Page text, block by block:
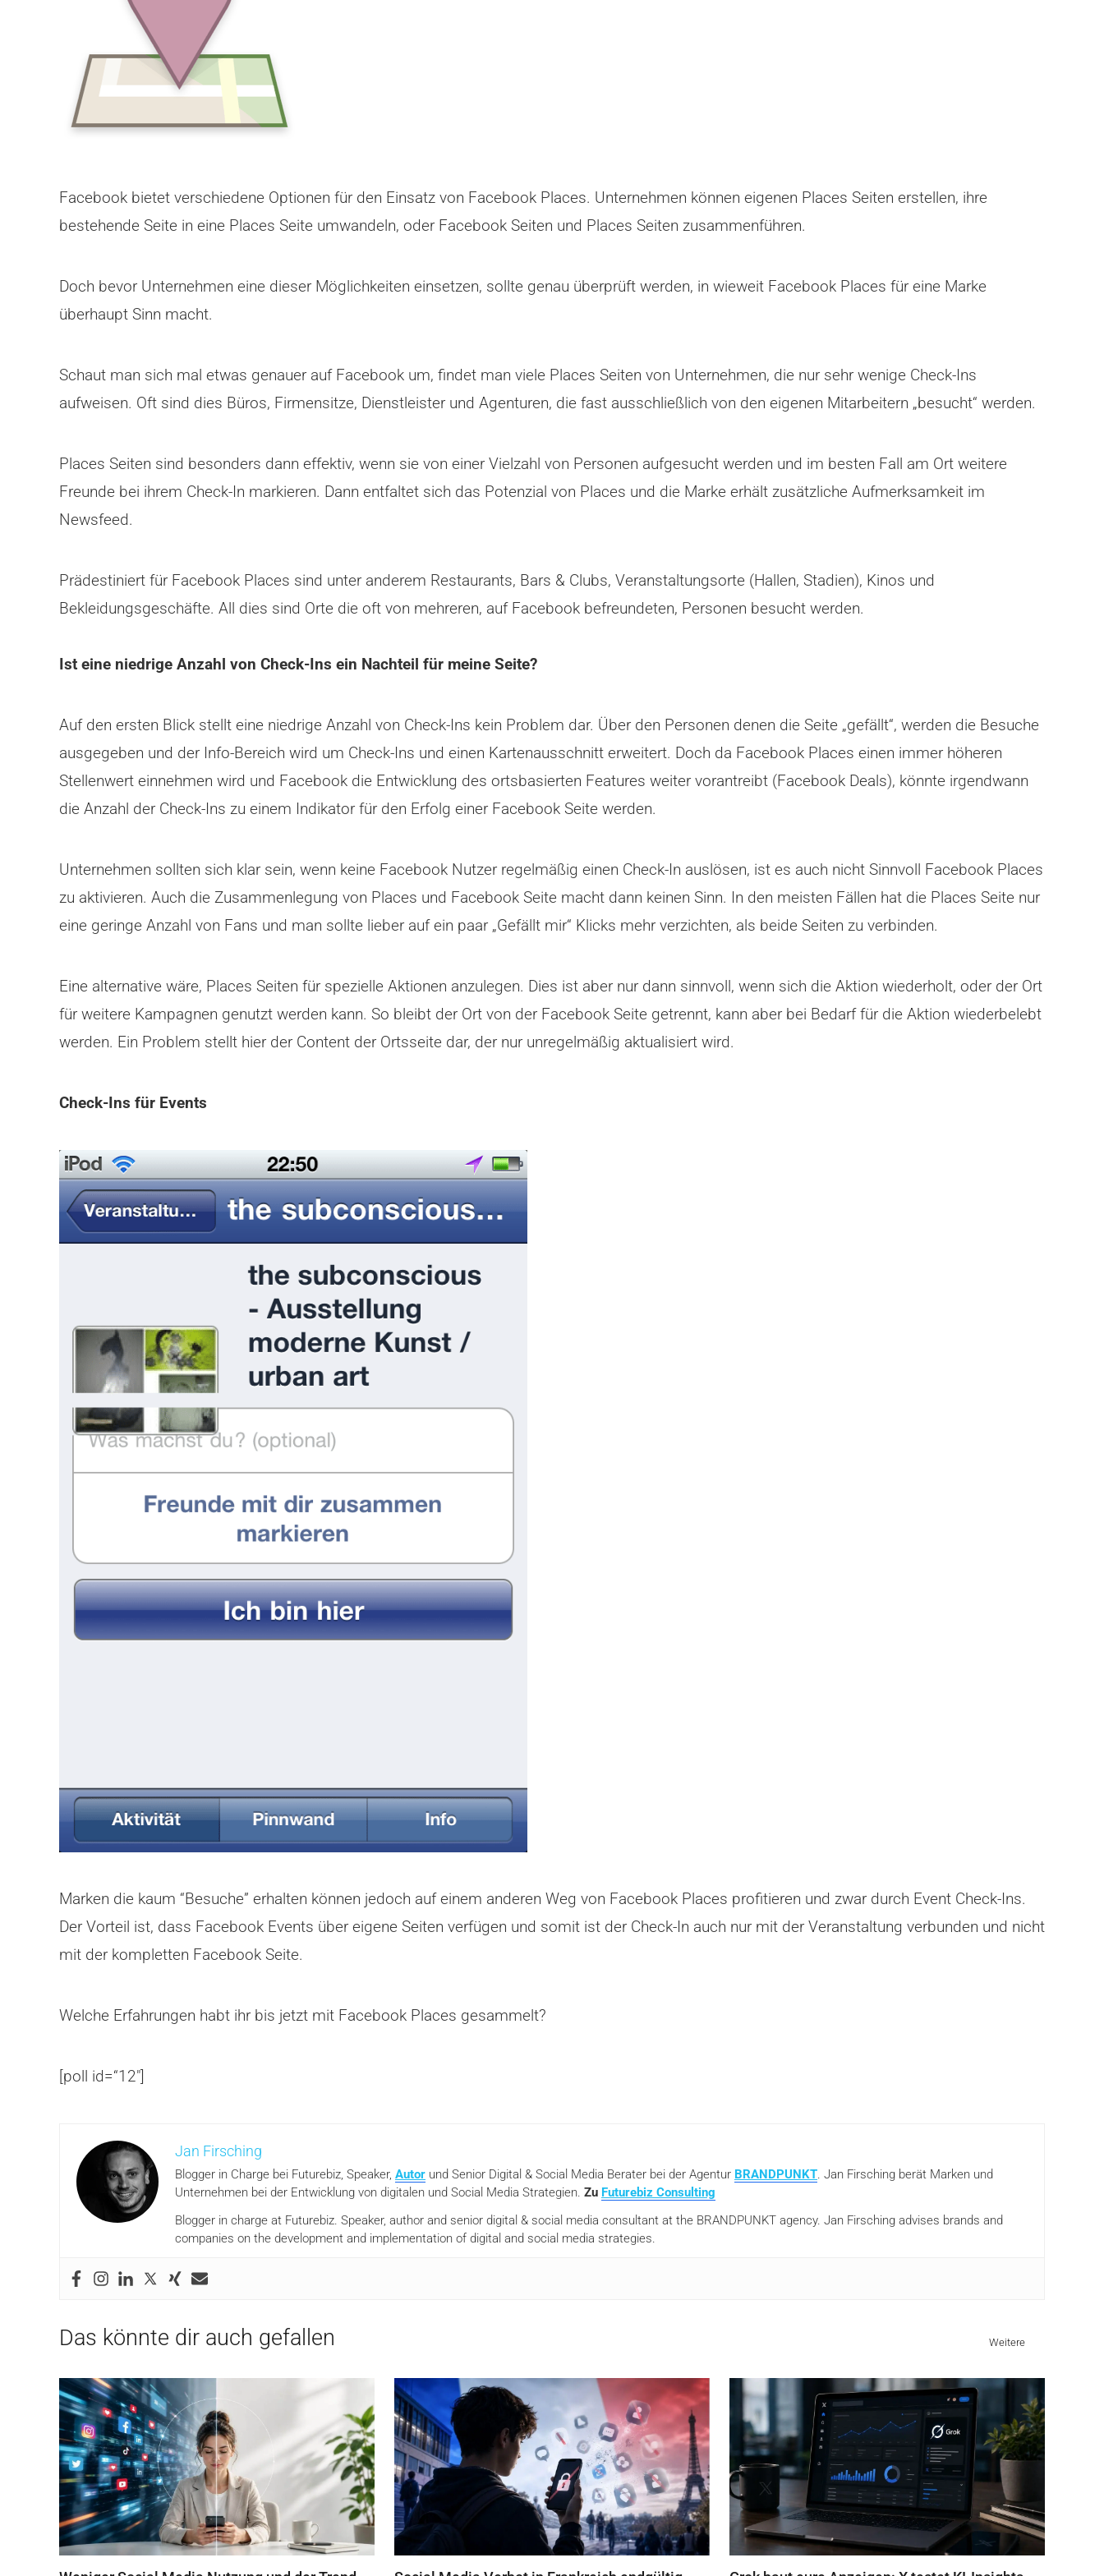
Facebook bietet verschiedene Optionen für den Einsatz von Facebook Places. Unternehmen können eigenen Places Seiten erstellen, ihre
bestehende Seite in eine Places Seite umwandeln, oder Facebook Seiten und Places Seiten zusammenführen.
Doch bevor Unternehmen eine dieser Möglichkeiten einsetzen, sollte genau überprüft werden, in wieweit Facebook Places für eine Marke
überhaupt Sinn macht.
Schaut man sich mal etwas genauer auf Facebook um, findet man viele Places Seiten von Unternehmen, die nur sehr wenige Check-Ins
aufweisen. Oft sind dies Büros, Firmensitze, Dienstleister und Agenturen, die fast ausschließlich von den eigenen Mitarbeitern „besucht“ werden.
Places Seiten sind besonders dann effektiv, wenn sie von einer Vielzahl von Personen aufgesucht werden und im besten Fall am Ort weitere
Freunde bei ihrem Check-In markieren. Dann entfaltet sich das Potenzial von Places und die Marke erhält zusätzliche Aufmerksamkeit im
Newsfeed.
Prädestiniert für Facebook Places sind unter anderem Restaurants, Bars & Clubs, Veranstaltungsorte (Hallen, Stadien), Kinos und
Bekleidungsgeschäfte. All dies sind Orte die oft von mehreren, auf Facebook befreundeten, Personen besucht werden.
Ist eine niedrige Anzahl von Check-Ins ein Nachteil für meine Seite?
Auf den ersten Blick stellt eine niedrige Anzahl von Check-Ins kein Problem dar. Über den Personen denen die Seite „gefällt“, werden die Besuche
ausgegeben und der Info-Bereich wird um Check-Ins und einen Kartenausschnitt erweitert. Doch da Facebook Places einen immer höheren
Stellenwert einnehmen wird und Facebook die Entwicklung des ortsbasierten Features weiter vorantreibt (Facebook Deals), könnte irgendwann
die Anzahl der Check-Ins zu einem Indikator für den Erfolg einer Facebook Seite werden.
Unternehmen sollten sich klar sein, wenn keine Facebook Nutzer regelmäßig einen Check-In auslösen, ist es auch nicht Sinnvoll Facebook Places
zu aktivieren. Auch die Zusammenlegung von Places und Facebook Seite macht dann keinen Sinn. In den meisten Fällen hat die Places Seite nur
eine geringe Anzahl von Fans und man sollte lieber auf ein paar „Gefällt mir“ Klicks mehr verzichten, als beide Seiten zu verbinden.
Eine alternative wäre, Places Seiten für spezielle Aktionen anzulegen. Dies ist aber nur dann sinnvoll, wenn sich die Aktion wiederholt, oder der Ort
für weitere Kampagnen genutzt werden kann. So bleibt der Ort von der Facebook Seite getrennt, kann aber bei Bedarf für die Aktion wiederbelebt
werden. Ein Problem stellt hier der Content der Ortsseite dar, der nur unregelmäßig aktualisiert wird.
Check-Ins für Events
Marken die kaum “Besuche” erhalten können jedoch auf einem anderen Weg von Facebook Places profitieren und zwar durch Event Check-Ins.
Der Vorteil ist, dass Facebook Events über eigene Seiten verfügen und somit ist der Check-In auch nur mit der Veranstaltung verbunden und nicht
mit der kompletten Facebook Seite.
Welche Erfahrungen habt ihr bis jetzt mit Facebook Places gesammelt?
[poll id=“12″]
Jan Firsching
Blogger in Charge bei Futurebiz, Speaker, Autor und Senior Digital & Social Media Berater bei der Agentur BRANDPUNKT. Jan Firsching berät Marken und
Unternehmen bei der Entwicklung von digitalen und Social Media Strategien. Zu Futurebiz Consulting
Blogger in charge at Futurebiz. Speaker, author and senior digital & social media consultant at the BRANDPUNKT agency. Jan Firsching advises brands and
companies on the development and implementation of digital and social media strategies.
Das könnte dir auch gefallen Weitere